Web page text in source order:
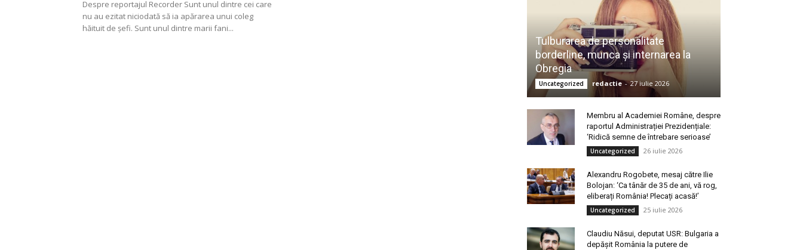
Despre reportajul Recorder Sunt unul dintre cei care
nu au ezitat niciodată să ia apărarea unui coleg
hăituit de șefi. Sunt unul dintre marii fani...
Tulburarea de personalitate
borderline, munca și internarea la
Obregia
Uncategorized redactie - 27 iulie 2026
Membru al Academiei Române, despre
raportul Administrației Prezidențiale:
‘Ridică semne de întrebare serioase’
Uncategorized 26 iulie 2026
Alexandru Rogobete, mesaj către Ilie
Bolojan: ‘Ca tânăr de 35 de ani, vă rog,
eliberați România! Plecați acasă!’
Uncategorized 25 iulie 2026
Claudiu Năsui, deputat USR: Bulgaria a
depășit România la putere de